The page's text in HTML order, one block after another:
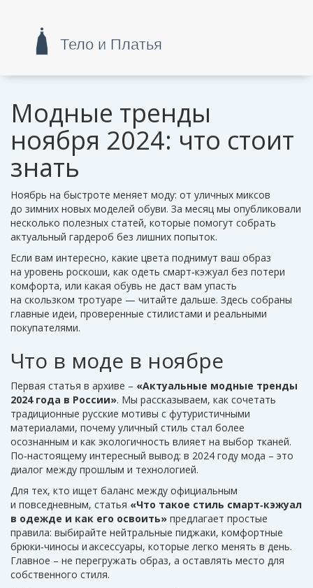
Модные тренды
ноября 2024: что стоит
знать
Ноябрь на быстроте меняет моду: от уличных миксов
до зимних новых моделей обуви. За месяц мы опубликовали
несколько полезных статей, которые помогут собрать
актуальный гардероб без лишних попыток.
Если вам интересно, какие цвета поднимут ваш образ
на уровень роскоши, как одеть смарт‑кэжуал без потери
комфорта, или какая обувь не даст вам упасть
на скользком тротуаре — читайте дальше. Здесь собраны
главные идеи, проверенные стилистами и реальными
покупателями.
Что в моде в ноябре
Первая статья в архиве – «Актуальные модные тренды
2024 года в России». Мы рассказываем, как сочетать
традиционные русские мотивы с футуристичными
материалами, почему уличный стиль стал более
осознанным и как экологичность влияет на выбор тканей.
По‑настоящему интересный вывод: в 2024 году мода – это
диалог между прошлым и технологией.
Для тех, кто ищет баланс между официальным
и повседневным, статья «Что такое стиль смарт‑кэжуал
в одежде и как его освоить» предлагает простые
правила: выбирайте нейтральные пиджаки, комфортные
брюки‑чиносы и аксессуары, которые легко менять в день.
Главное – не перегружать образ, а оставлять место для
собственного стиля.